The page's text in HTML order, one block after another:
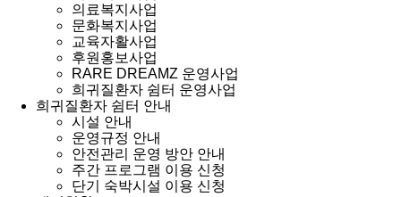
의료복지사업
문화복지사업
교육자활사업
후원홍보사업
RARE DREAMZ 운영사업
희귀질환자 쉼터 운영사업
희귀질환자 쉼터 안내
시설 안내
운영규정 안내
안전관리 운영 방안 안내
주간 프로그램 이용 신청
단기 숙박시설 이용 신청